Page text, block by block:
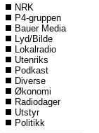
NRK
P4-gruppen
Bauer Media
Lyd/Bilde
Lokalradio
Utenriks
Podkast
Diverse
Økonomi
Radiodager
Utstyr
Politikk